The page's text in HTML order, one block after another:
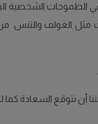
الطموحات الشخصية
مثل الغولف
نتوقع السعادة كما